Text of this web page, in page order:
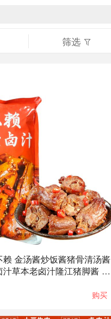
筛选
赖 金汤酱炒饭酱猪骨清汤酱
草本老卤汁隆江猪脚酱 使
蒸不赖梅菜笋丝免炒酸菜
菜 可配小吃拌粉拌面拌米饭
购买